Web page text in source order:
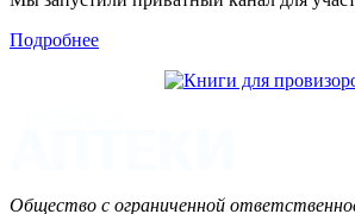
Подробнее
Общество с ограниченной